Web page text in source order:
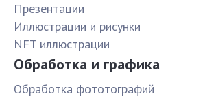
Презентации
Иллюстрации и рисунки
NFT иллюстрации
Обработка и графика
Обработка фототографий